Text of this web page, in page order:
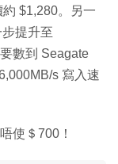
$1,280。另一
提升至
數到 Seagate
s 寫入速
使＄700！